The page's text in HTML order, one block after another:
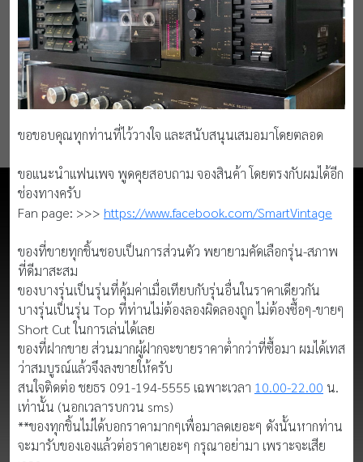
ขอขอบคุณทุกท่านที่ไว้วางใจ และสนับสนุนเสมอมาโดยตลอด
ขอแนะนำแฟนเพจ พูดคุยสอบถาม จองสินค้า โดยตรงกับผมได้อีก
ช่องทางครับ
Fan page: >>> https://www.facebook.com/SmartVintage
ของที่ขายทุกชิ้นชอบเป็นการส่วนตัว พยายามคัดเลือกรุ่น-สภาพ
ที่ดีมาสะสม
ของบางรุ่นเป็นรุ่นที่คุ้มค่าเมื่อเทียบกับรุ่นอื่นในราคาเดียวกัน
บางรุ่นเป็นรุ่น Top ที่ท่านไม่ต้องลองผิดลองถูก ไม่ต้องซื้อๆ-ขายๆ
Short Cut ในการเล่นได้เลย
ของที่ฝากขาย ส่วนมากผู้ฝากจะขายราคาต่ำกว่าที่ซื้อมา ผมได้เทส
ว่าสมบูรณ์แล้วจึงลงขายให้ครับ
สนใจติดต่อ ชยธร 091-194-5555 เฉพาะเวลา 10.00-22.00 น.
เท่านั้น (นอกเวลารบกวน sms)
**ของทุกชิ้นไม่ได้บอกราคามากๆเพื่อมาลดเยอะๆ ดังนั้นหากท่าน
จะมารับของเองแล้วต่อราคาเยอะๆ กรุณาอย่ามา เพราะจะเสีย